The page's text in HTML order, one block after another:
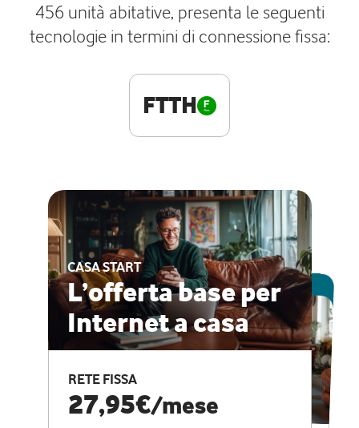
456 unità abitative, presenta le seguenti
tecnologie in termini di connessione fissa:
FTTH
CASA START
L’offerta base per
Internet a casa
RETE FISSA
27,95€/mese
ESCLUSIVA ONLINE
CASA PRO
Internet veloce e
vantaggi speciali